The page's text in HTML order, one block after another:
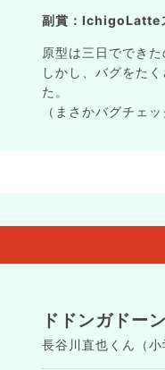
副賞：IchigoLatte
原型は三日ででき
しかし、バグをた
た。
（まさかバグチェ
ドドンガドー
長谷川直也くん（